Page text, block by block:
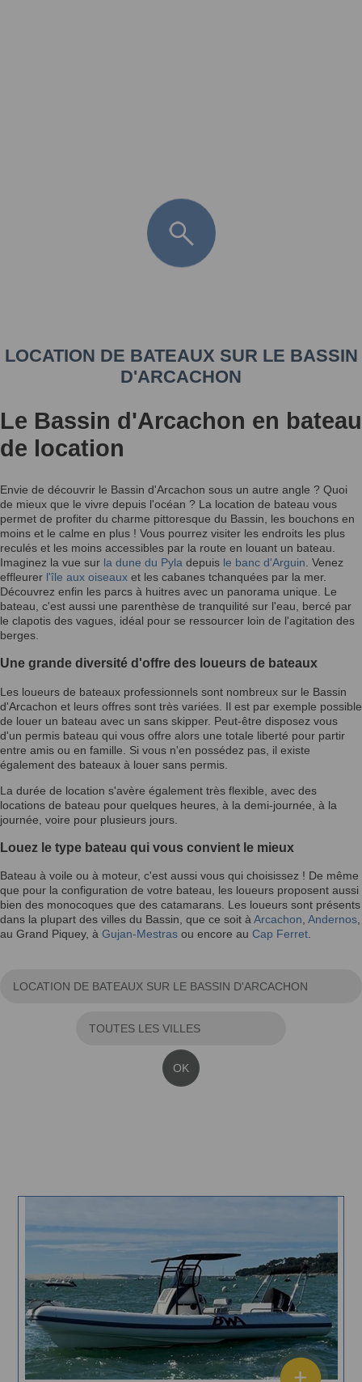
LOCATION DE BATEAUX SUR LE BASSIN
D'ARCACHON
Le Bassin d'Arcachon en bateau
de location
Envie de découvrir le Bassin d'Arcachon sous un autre angle ? Quoi
de mieux que le vivre depuis l'océan ? La location de bateau vous
permet de profiter du charme pittoresque du Bassin, les bouchons en
moins et le calme en plus ! Vous pourrez visiter les endroits les plus
reculés et les moins accessibles par la route en louant un bateau.
Imaginez la vue sur la dune du Pyla depuis le banc d'Arguin . Venez
effleurer l'île aux oiseaux et les cabanes tchanquées par la mer.
Découvrez enfin les parcs à huitres avec un panorama unique. Le
bateau, c'est aussi une parenthèse de tranquilité sur l'eau, bercé par
le clapotis des vagues, idéal pour se ressourcer loin de l'agitation des
berges.
Une grande diversité d'offre des loueurs de bateaux
Les loueurs de bateaux professionnels sont nombreux sur le Bassin
d'Arcachon et leurs offres sont très variées. Il est par exemple possible
de louer un bateau avec un sans skipper. Peut-être disposez vous
d'un permis bateau qui vous offre alors une totale liberté pour partir
entre amis ou en famille. Si vous n'en possédez pas, il existe
également des bateaux à louer sans permis.
La durée de location s'avère également très flexible, avec des
locations de bateau pour quelques heures, à la demi-journée, à la
journée, voire pour plusieurs jours.
Louez le type bateau qui vous convient le mieux
Bateau à voile ou à moteur, c'est aussi vous qui choisissez ! De même
que pour la configuration de votre bateau, les loueurs proposent aussi
bien des monocoques que des catamarans. Les loueurs sont présents
dans la plupart des villes du Bassin, que ce soit àArcachon, Andernos,
au Grand Piquey, à Gujan-Mestras ou encore au Cap Ferret.
OK